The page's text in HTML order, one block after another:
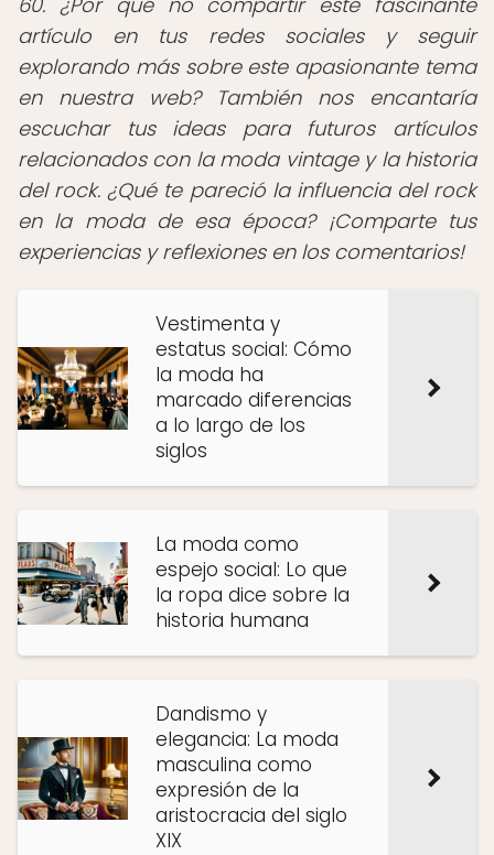
artículo en tus redes sociales y seguir
explorando más sobre este apasionante tema
en nuestra web? También nos encantaría
escuchar tus ideas para futuros artículos
relacionados con la moda vintage y la historia
del rock. ¿Qué te pareció la influencia del rock
en la moda de esa época? ¡Comparte tus
experiencias y reflexiones en los comentarios!
Vestimenta y
estatus social: Cómo
la moda ha
marcado diferencias
a lo largo de los
siglos
La moda como
espejo social: Lo que
la ropa dice sobre la
historia humana
Dandismo y
elegancia: La moda
masculina como
expresión de la
aristocracia del siglo
XIX